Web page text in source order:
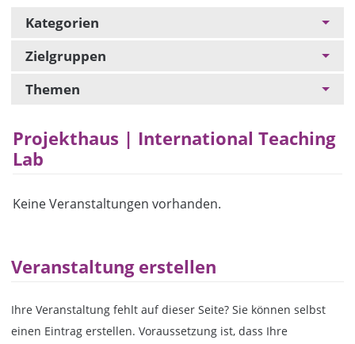
Kategorien
Zielgruppen
Themen
Projekthaus | International Teaching
Lab
Keine Veranstaltungen vorhanden.
Veranstaltung erstellen
Ihre Veranstaltung fehlt auf dieser Seite? Sie können selbst
einen Eintrag erstellen. Voraussetzung ist, dass Ihre